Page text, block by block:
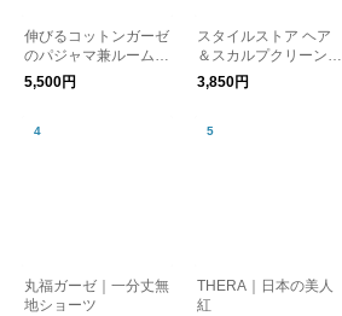
伸びるコットンガーゼ
のパジャマ兼ルームウ
ェア 接触冷感パンツ
レディース
5,500円
スタイルストア ヘア
＆スカルプクリーンブ
ラシ
3,850円
丸福ガーゼ｜一分丈無
地ショーツ
THERA｜日本の美人
紅